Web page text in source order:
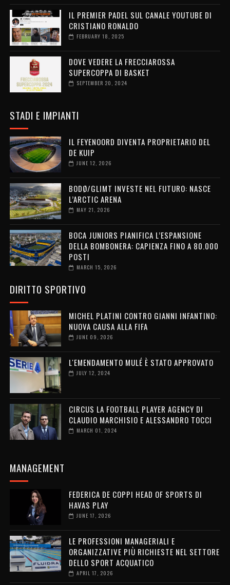
IL PREMIER PADEL SUL CANALE YOUTUBE DI
CRISTIANO RONALDO
FEBRUARY 18, 2025
DOVE VEDERE LA FRECCIAROSSA
SUPERCOPPA DI BASKET
SEPTEMBER 20, 2024
STADI E IMPIANTI
IL FEYENOORD DIVENTA PROPRIETARIO DEL
DE KUIP
JUNE 12, 2026
BODØ/GLIMT INVESTE NEL FUTURO: NASCE
L’ARCTIC ARENA
MAY 21, 2026
BOCA JUNIORS PIANIFICA L’ESPANSIONE
DELLA BOMBONERA: CAPIENZA FINO A 80.000
POSTI
MARCH 15, 2026
DIRITTO SPORTIVO
MICHEL PLATINI CONTRO GIANNI INFANTINO:
NUOVA CAUSA ALLA FIFA
JUNE 09, 2026
L'EMENDAMENTO MULÉ È STATO APPROVATO
JULY 12, 2024
CIRCUS LA FOOTBALL PLAYER AGENCY DI
CLAUDIO MARCHISIO E ALESSANDRO TOCCI
MARCH 01, 2024
MANAGEMENT
FEDERICA DE COPPI HEAD OF SPORTS DI
HAVAS PLAY
JUNE 17, 2026
LE PROFESSIONI MANAGERIALI E
ORGANIZZATIVE PIÙ RICHIESTE NEL SETTORE
DELLO SPORT ACQUATICO
APRIL 17, 2026